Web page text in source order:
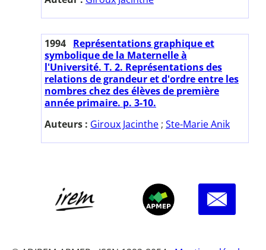
1994 Représentations graphique et
symbolique de la Maternelle à
l'Université. T. 2. Représentations des
relations de grandeur et d'ordre entre les
nombres chez des élèves de première
année primaire. p. 3-10.
Auteurs : Giroux Jacinthe ; Ste-Marie Anik